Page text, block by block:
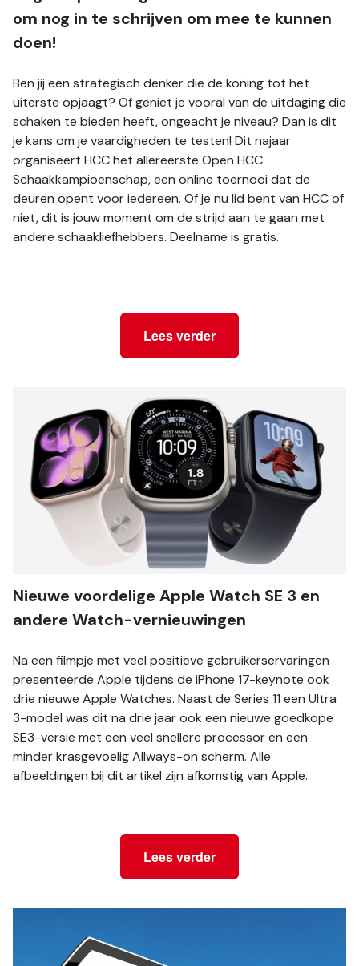
om nog in te schrijven om mee te kunnen
doen!
Ben jij een strategisch denker die de koning tot het
uiterste opjaagt? Of geniet je vooral van de uitdaging die
schaken te bieden heeft, ongeacht je niveau? Dan is dit
je kans om je vaardigheden te testen! Dit najaar
organiseert HCC het allereerste Open HCC
Schaakkampioenschap, een online toernooi dat de
deuren opent voor iedereen. Of je nu lid bent van HCC of
niet, dit is jouw moment om de strijd aan te gaan met
andere schaakliefhebbers. Deelname is gratis.
Lees verder
Nieuwe voordelige Apple Watch SE 3 en
andere Watch-vernieuwingen
Na een filmpje met veel positieve gebruikerservaringen
presenteerde Apple tijdens de iPhone 17-keynote ook
drie nieuwe Apple Watches. Naast de Series 11 een Ultra
3-model was dit na drie jaar ook een nieuwe goedkope
SE3-versie met een veel snellere processor en een
minder krasgevoelig Allways-on scherm. Alle
afbeeldingen bij dit artikel zijn afkomstig van Apple.
Lees verder